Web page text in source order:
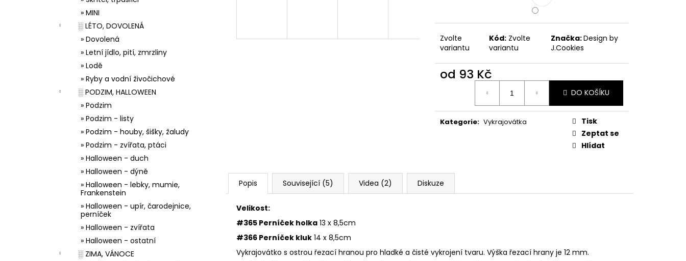
» MINI
░ LÉTO, DOVOLENÁ
» Dovolená
» Letní jídlo, pití, zmrzliny
» Lodě
» Ryby a vodní živočichové
░ PODZIM, HALLOWEEN
» Podzim
» Podzim - listy
» Podzim - houby, šišky, žaludy
» Podzim - zvířata, ptáci
» Halloween - duch
» Halloween - dýně
» Halloween - lebky, mumie,
Frankenstein
» Halloween - upír, čarodejnice,
perníček
» Halloween - zvířata
» Halloween - ostatní
░ ZIMA, VÁNOCE
Zvolte
variantu
Kód: Zvolte
variantu
Značka:Design by
J.Cookies
od 93 Kč
DO KOŠÍKU
Kategorie: Vykrajovátka
Tisk
Zeptat se
Hlídat
Popis Související (5) Videa (2) Diskuze
Velikost:
#365 Perníček holka 13 x 8,5cm
#366 Perníček kluk 14 x 8,5cm
Vykrajovátko s ostrou řezací hranou pro hladké a čisté vykrojení tvaru. Výška řezací hrany je 12 mm.
33001 ZDOBÍCÍ SÁČEK